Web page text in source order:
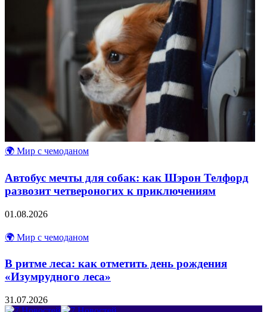
🌍 Мир с чемоданом
Автобус мечты для собак: как Шэрон Телфорд
развозит четвероногих к приключениям
01.08.2026
🌍 Мир с чемоданом
В ритме леса: как отметить день рождения
«Изумрудного леса»
31.07.2026